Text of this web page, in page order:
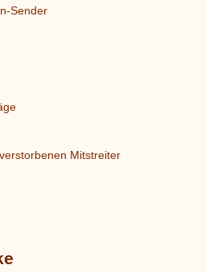
Sender
Mitstreiter